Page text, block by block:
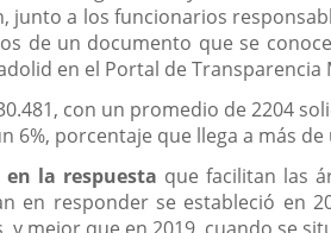
junto a los funcionarios
de un documento que se
en el Portal de Transparencia
con un promedio de 2204
6%, porcentaje que llega a más
la respuesta que facilitan las
en responder se estableció en